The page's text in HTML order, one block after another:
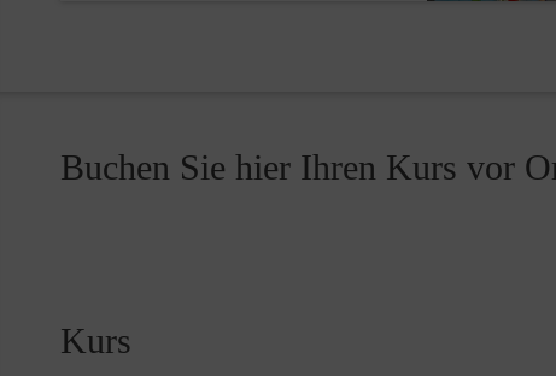
Buchen Sie hier Ihren Kurs vor
Kurs